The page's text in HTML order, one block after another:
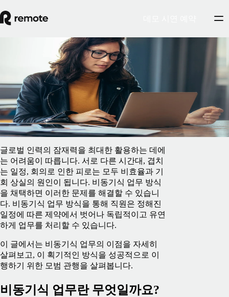
인사이트 센터
비동기식 업무를 수행해야 하는 이유
By Marcelo Lebre
2025년 2월 5일
글로벌 인력의 잠재력을 최대한 활용하는 데에
는 어려움이 따릅니다. 서로 다른 시간대, 겹치
는 일정, 회의로 인한 피로는 모두 비효율과 기
회 상실의 원인이 됩니다. 비동기식 업무 방식
을 채택하면 이러한 문제를 해결할 수 있습니
다. 비동기식 업무 방식을 통해 ‌직원은 정해진
일정에 따른 제약에서 벗어나 독립적이고 유연
하게 업무를 처리할 수 있습니다.
이 글에서는 비동기식 업무의 이점을 자세히
살펴보고, 이 획기적인 방식을 성공적으로 이
행하기 위한 모범 관행을 살펴봅니다.
비동기식 업무란 무엇일까요?